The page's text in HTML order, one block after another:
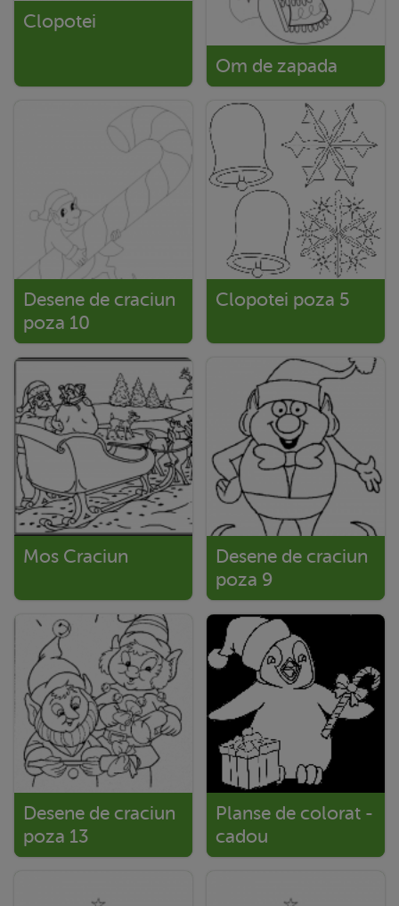
Clopotei
Om de zapada
Desene de craciun
poza 10
Clopotei poza 5
Mos Craciun
Desene de craciun
poza 9
Desene de craciun
poza 13
Planse de colorat -
cadou